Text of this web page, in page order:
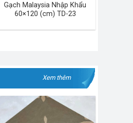
Gạch Malaysia Nhập Khẩu
60×120 (cm) TD-23
Xem thêm